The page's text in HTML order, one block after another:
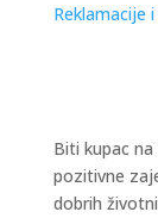
Reklamacije
Biti kupac
pozitivne
dobrih